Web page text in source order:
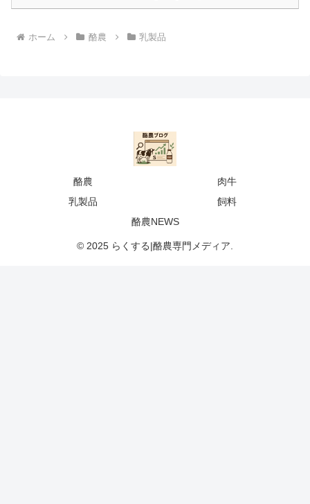
ホーム 酪農 乳製品
酪農
肉牛
乳製品
飼料
酪農NEWS
© 2025 らくする|酪農専門メディア.